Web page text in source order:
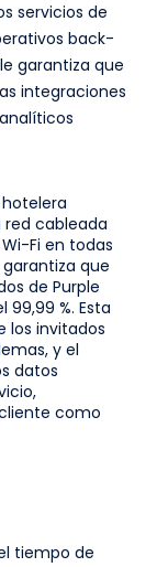
servicios de
back-
garantiza que
integraciones
cableada
Fi en todas
que
de Purple
%. Esta
los invitados
y el
datos
como
tiempo de